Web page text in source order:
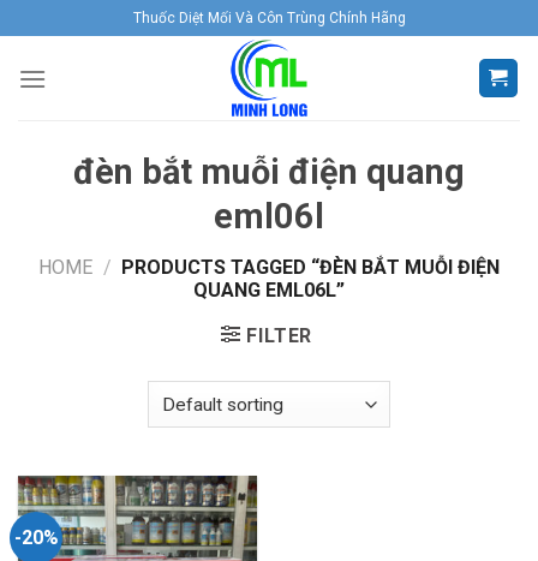
to
content
Thuốc Diệt Mối Và Côn Trùng Chính Hãng
đèn bắt muỗi điện quang
eml06l
HOME /
PRODUCTS TAGGED “ĐÈN BẮT MUỖI ĐIỆN
QUANG EML06L”
FILTER
-20%